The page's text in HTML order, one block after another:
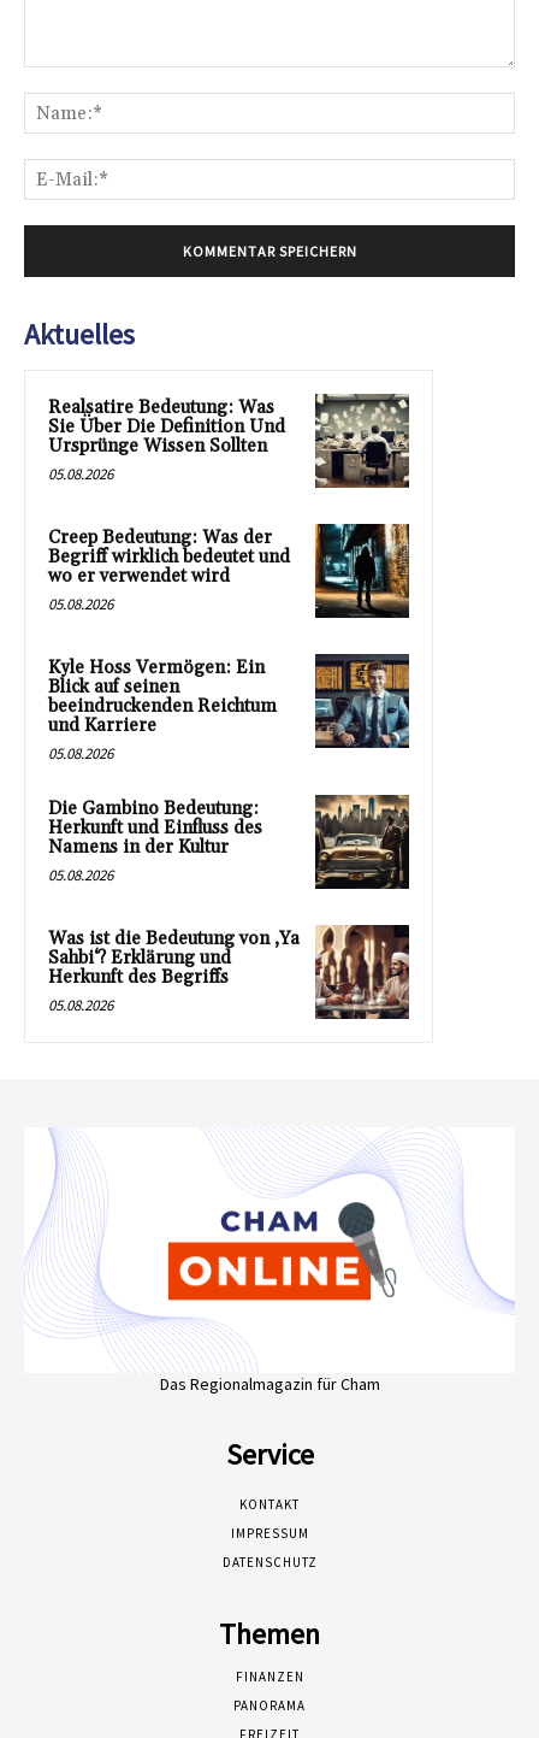
Aktuelles
Realsatire Bedeutung: Was
Sie Über Die Definition Und
Ursprünge Wissen Sollten
05.08.2026
Creep Bedeutung: Was der
Begriff wirklich bedeutet und
wo er verwendet wird
05.08.2026
Kyle Hoss Vermögen: Ein
Blick auf seinen
beeindruckenden Reichtum
und Karriere
05.08.2026
Die Gambino Bedeutung:
Herkunft und Einfluss des
Namens in der Kultur
05.08.2026
Was ist die Bedeutung von ‚Ya
Sahbi‘? Erklärung und
Herkunft des Begriffs
05.08.2026
Das Regionalmagazin für Cham
Service
KONTAKT
IMPRESSUM
DATENSCHUTZ
Themen
FINANZEN
PANORAMA
FREIZEIT